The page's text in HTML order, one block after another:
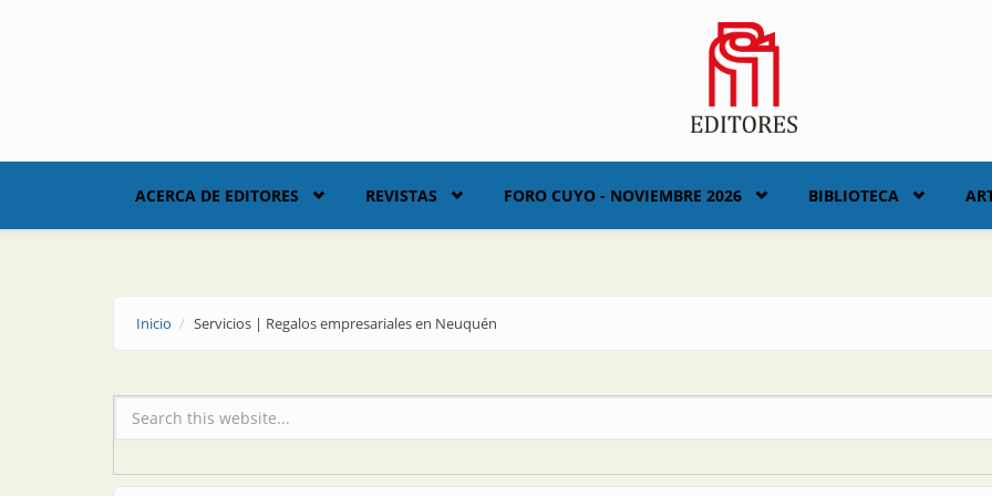
ACERCA DE EDITORES REVISTAS FORO CUYO - NOVIEMBRE 2026 BIBLIOTECA
Inicio Servicios | Regalos empresariales en Neuquén
Formulario de búsqueda